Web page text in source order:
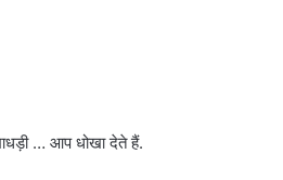
… आप धोखा देते हैं.